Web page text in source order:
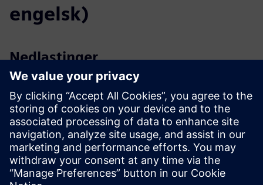
engelsk)
Nedlastinger
Profil Reyrolle 7SR45
Katalog Reyrolle 7SR45
Anbudsspesifikasjoner
SiePortalen
Reyrolle 7SR45 på SiePortal